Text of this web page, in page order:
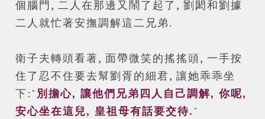
個腦門, 二人在那邊又鬧了起了, 劉閎和劉據
二人就忙著安撫調解這二兄弟.
衛子夫轉頭看著, 面帶微笑的搖搖頭, 一手按
住了忍不住要去幫劉胥的細君, 讓她乖乖坐
下:" 別擔心, 讓他們兄弟四人自己調解, 你呢,
安心坐在這兒, 皇祖母有話要交待."